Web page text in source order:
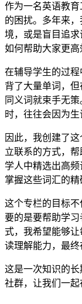
作为一名英语教
的困扰。多年来
境，或是盲目追
如何帮助大家更高
在辅导学生的过
背了大量单词，
同义词就束手无
时，往往会因为
因此，我创建了
立联系的方式，
学人中精选出高
掌握这些词汇的精
这个专栏的目标
要的是要帮助学
式，我希望能够
读理解能力，最终
这是一次知识的
社群，让我们一起